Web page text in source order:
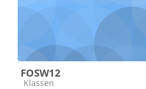
FOSW12
Kursbereich
Klassen